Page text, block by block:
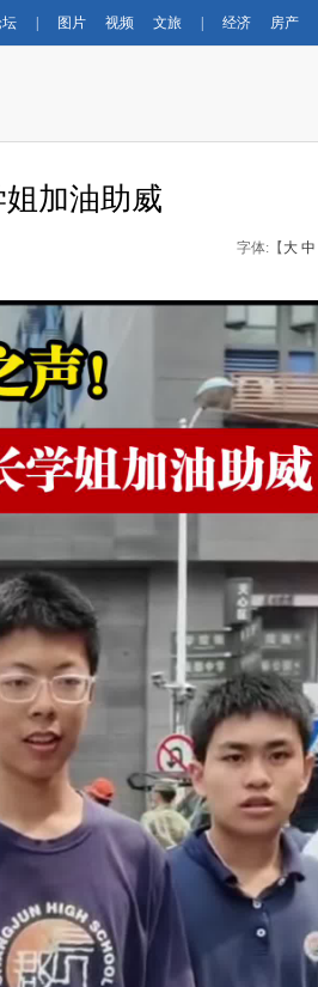
图片 视频 文旅 经济 房产
加油助威
字体:【 大 中